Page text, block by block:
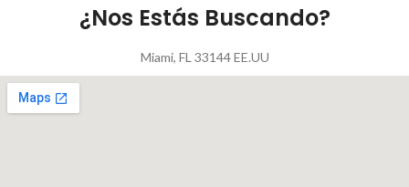
¿Nos Estás Buscando?
Miami, FL 33144 EE.UU